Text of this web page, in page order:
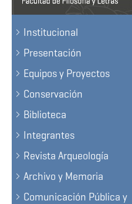
Institucional
Presentación
Equipos y Proyectos
Conservación
Biblioteca
Integrantes
Revista Arqueología
Archivo y Memoria
Comunicación Pública y